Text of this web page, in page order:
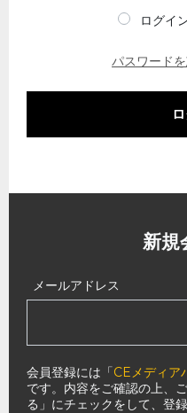
ログイ
パスワード
新規
メールアドレス
会員登録には「CEメディア
です。内容をご確認の上、
る」にチェックをして、登